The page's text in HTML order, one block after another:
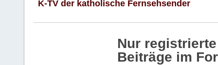
K-TV der katholische Fernsehsender
Nur
Beiträge im